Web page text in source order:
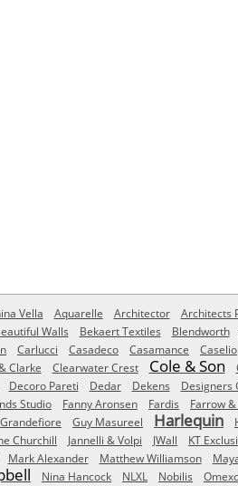
Vella Aquarelle Architector Architects
Walls Bekaert Textiles Blendworth
Carlucci Casadeco Casamance Caselio
Clarke Clearwater Crest Cole & Son
Decoro Pareti Dedar Dekens Designers
Studio Fanny Aronsen Fardis Farrow
Grandefiore Guy Masureel Harlequin
Churchill Jannelli & Volpi JWall KT
Mark Alexander Matthew Williamson
Nina Hancock NLXL Nobilis